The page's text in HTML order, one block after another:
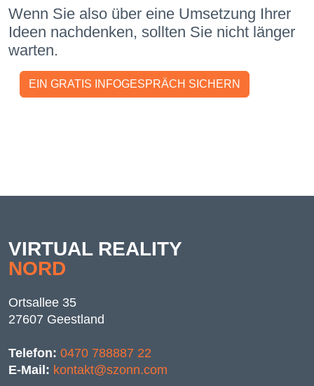
Wenn Sie also über eine Umsetzung Ihrer
Ideen nachdenken, sollten Sie nicht länger
warten.
EIN GRATIS INFOGESPRÄCH SICHERN
VIRTUAL REALITY
NORD
Ortsallee 35
27607 Geestland
Telefon: 0470 788887 22
E-Mail: kontakt@szonn.com